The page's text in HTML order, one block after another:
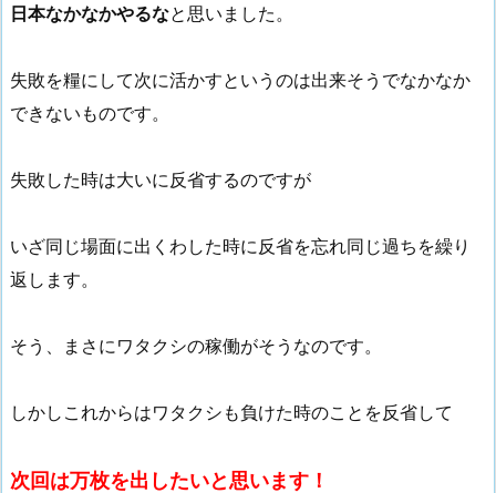
日本なかなかやるなと思いました。
失敗を糧にして次に活かすというのは出来そうでなかなか
できないものです。
失敗した時は大いに反省するのですが
いざ同じ場面に出くわした時に反省を忘れ同じ過ちを繰り
返します。
そう、まさにワタクシの稼働がそうなのです。
しかしこれからはワタクシも負けた時のことを反省して
次回は万枚を出したいと思います！